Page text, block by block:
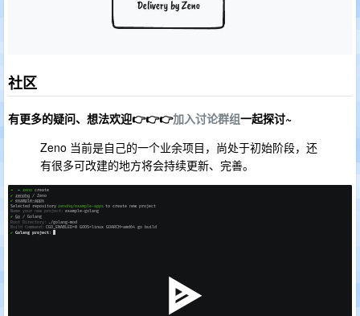
社区
有更多的疑问、想法欢迎👉👉👉加入讨论群组一起探讨~
Zeno 当前是自己的一个业余项目，尚处于初始阶段，还
有很多可改建的地方将会持续更新、完善。